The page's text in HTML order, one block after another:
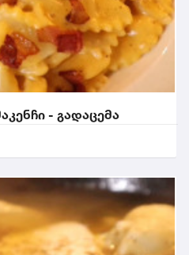
- გადაცემა